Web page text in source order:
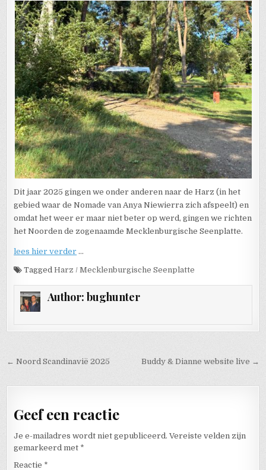
Dit jaar 2025 gingen we onder anderen naar de Harz (in het
gebied waar de Nomade van Anya Niewierra zich afspeelt) en
omdat het weer er maar niet beter op werd, gingen we richten
het Noorden de zogenaamde Mecklenburgische Seenplatte.
lees hier verder …
TaggedHarz / Mecklenburgische Seenplatte
Author: bughunter
Bericht navigatie Buddy & Dianne website live →
← Noord Scandinavië 2025
Geef een reactie
Je e-mailadres wordt niet gepubliceerd. Vereiste velden zijn
gemarkeerd met *
Reactie *